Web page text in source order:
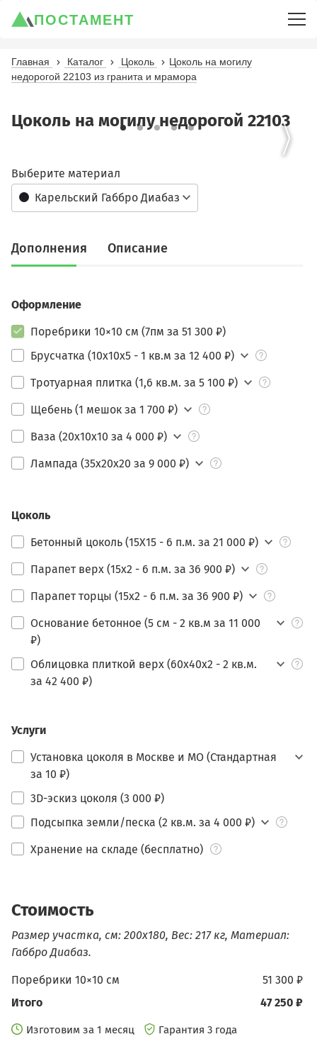
ПОСТАМЕНТ
Главная Каталог Цоколь
Цоколь на могилу
недорогой 22103 из гранита и мрамора
Цоколь на могилу недорогой 22103
Карельский Габбро Диабаз
Выберите материал
Дополнения Описание
Оформление
Поребрики 10×10 см (7пм за 51 300 ₽)
Брусчатка (10х10х5 - 1 кв.м за 12 400 ₽)
Тротуарная плитка (1,6 кв.м. за 5 100 ₽)
Щебень (1 мешок за 1 700 ₽)
Ваза (20х10х10 за 4 000 ₽)
Лампада (35х20х20 за 9 000 ₽)
Цоколь
Бетонный цоколь (15Х15 - 6 п.м. за 21 000 ₽)
Парапет верх (15х2 - 6 п.м. за 36 900 ₽)
Парапет торцы (15х2 - 6 п.м. за 36 900 ₽)
Основание бетонное (5 см - 2 кв.м за 11 000
₽)
Облицовка плиткой верх (60х40х2 - 2 кв.м.
за 42 400 ₽)
Услуги
Установка цоколя в Москве и МО (Стандартная
за 10 ₽)
3D-эскиз цоколя (3 000 ₽)
Подсыпка земли/песка (2 кв.м. за 4 000 ₽)
Хранение на складе (бесплатно)
Стоимость
Размер участка, см: 200х180, Вес: 217 кг, Материал:
Габбро Диабаз.
51 300 ₽
Поребрики 10×10 см
47 250 ₽
Итого
Изготовим за 1 месяц
Гарантия 3 года